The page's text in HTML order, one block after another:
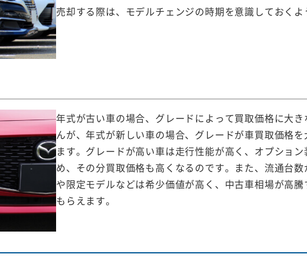
売却する際は、モデルチェンジの時期を意識しておくよ
年式が古い車の場合、グレードによって買取価格に大
んが、年式が新しい車の場合、グレードが車買取価格
ます。グレードが高い車は走行性能が高く、オプショ
め、その分買取価格も高くなるのです。また、流通台
や限定モデルなどは希少価値が高く、中古車相場が高
もらえます。